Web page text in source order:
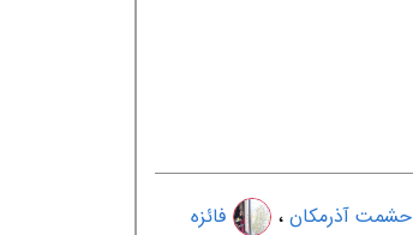
حشمت آذرمکان،
فائزه